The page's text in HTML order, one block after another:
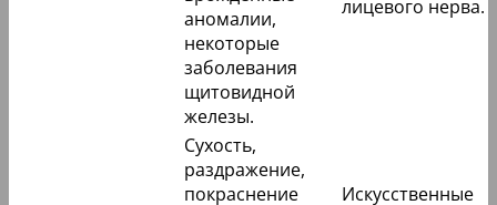
аномалии,
некоторые
заболевания
щитовидной
железы.
лицевого нерва.
Сухость,
раздражение,
покраснение
Искусственные